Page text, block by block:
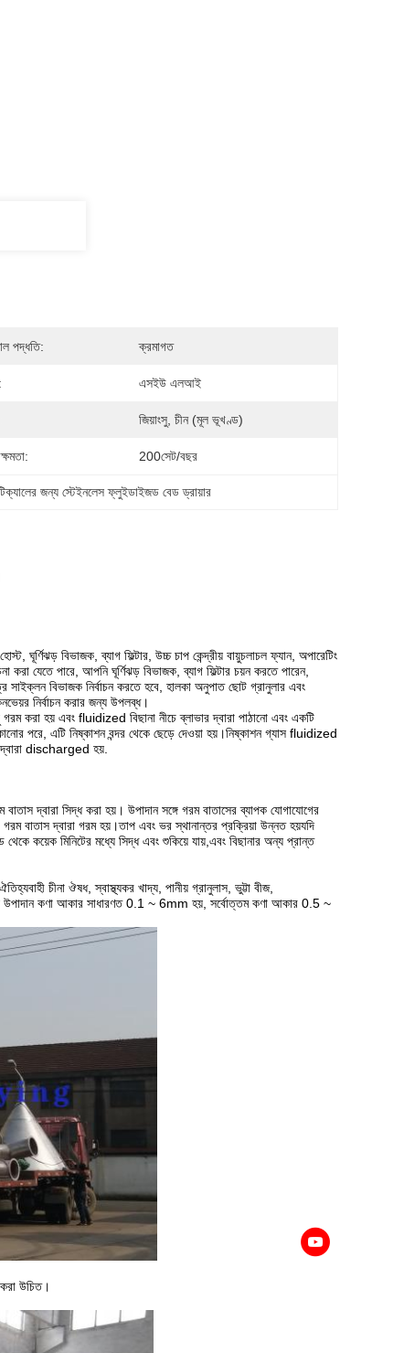
পদ্ধতি: ক্রমাগত
এসইউ এলআই
জিয়াংসু, চীন (মূল ভূখণ্ড)
200সেট/বছর
জন্য স্টেইনলেস ফ্লুইডাইজড বেড ড্রায়ার
ঘূর্ণিঝড় বিভাজক, ব্যাগ ফিল্টার, উচ্চ চাপ কেন্দ্রীয় বায়ুচলাচল ফ্যান, অপারেটিং
যেতে পারে, আপনি ঘূর্ণিঝড় বিভাজক, ব্যাগ ফিল্টার চয়ন করতে পারেন,
সাইক্লন বিভাজক নির্বাচন করতে হবে, হালকা অনুপাত ছোট গ্রানুলার এবং
নির্বাচন করার জন্য উপলব্ধ।
করা হয় এবং fluidized বিছানা নীচে ব্লাভার দ্বারা পাঠানো এবং একটি
পরে, এটি নিষ্কাশন বন্দর থেকে ছেড়ে দেওয়া হয়।নিষ্কাশন গ্যাস fluidized
দ্বারা discharged হয়.
দ্বারা সিদ্ধ করা হয়। উপাদান সঙ্গে গরম বাতাসের ব্যাপক যোগাযোগের
গরম বাতাস দ্বারা গরম হয়।তাপ এবং ভর স্থানান্তর প্রক্রিয়া উন্নত হয়যদি
কয়েক মিনিটের মধ্যে সিদ্ধ এবং শুকিয়ে যায়,এবং বিছানার অন্য প্রান্ত
চীনা ঔষধ, স্বাস্থ্যকর খাদ্য, পানীয় গ্রানুলাস, ভুট্টা বীজ,
উপাদান কণা আকার সাধারণত 0.1 ~ 6mm হয়, সর্বোত্তম কণা আকার 0.5 ~
উচিত।